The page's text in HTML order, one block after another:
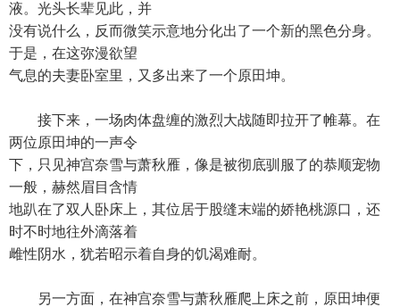
液。光头长辈见此，并
没有说什么，反而微笑示意地分化出了一个新的黑色分身。
于是，在这弥漫欲望
气息的夫妻卧室里，又多出来了一个原田坤。
接下来，一场肉体盘缠的激烈大战随即拉开了帷幕。在
两位原田坤的一声令
下，只见神宫奈雪与萧秋雁，像是被彻底驯服了的恭顺宠物
一般，赫然眉目含情
地趴在了双人卧床上，其位居于股缝末端的娇艳桃源口，还
时不时地往外滴落着
雌性阴水，犹若昭示着自身的饥渴难耐。
另一方面，在神宫奈雪与萧秋雁爬上床之前，原田坤便